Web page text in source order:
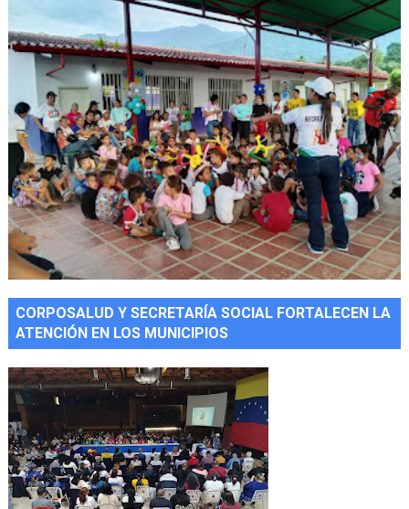
CORPOSALUD Y SECRETARÍA SOCIAL FORTALECEN LA
ATENCIÓN EN LOS MUNICIPIOS